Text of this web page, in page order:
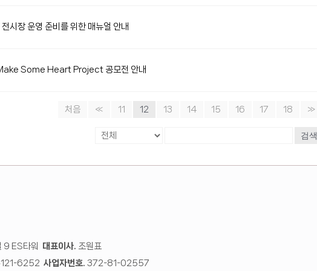
시장 운영 준비를 위한 매뉴얼 안내
Make Some Heart Project 공모전 안내
처음 « 11 12 13 14 15 16 17 18 »
검색
9 ES타워 대표이사. 조원표
6252 사업자번호. 372-81-02557